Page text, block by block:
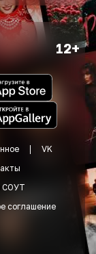
12+
VK
СОУТ
соглашение